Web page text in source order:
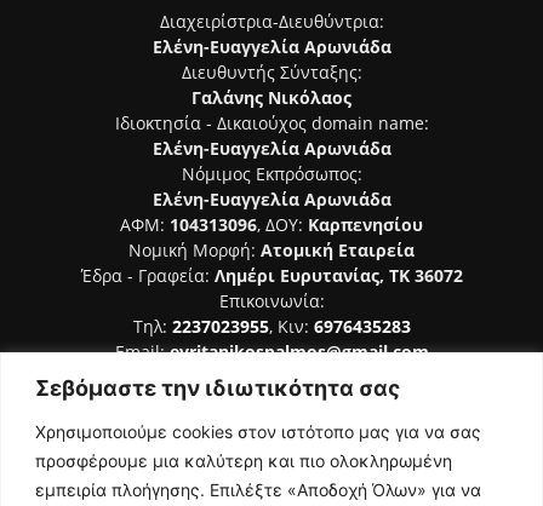
Σεβόμαστε την ιδιωτικότητα σας
Χρησιμοποιούμε cookies στον ιστότοπο μας για να σας
προσφέρουμε μια καλύτερη και πιο ολοκληρωμένη
εμπειρία πλοήγησης. Επιλέξτε «Αποδοχή Όλων» για να
Διαχειρίστρια-Διευθύντρια:
Ελένη-Ευαγγελία Αρωνιάδα
Διευθυντής Σύνταξης:
Γαλάνης Νικόλαος
Ιδιοκτησία - Δικαιούχος domain name:
Ελένη-Ευαγγελία Αρωνιάδα
Νόμιμος Εκπρόσωπος:
Ελένη-Ευαγγελία Αρωνιάδα
ΑΦΜ: 104313096, ΔΟΥ: Καρπενησίου
Νομική Μορφή: Ατομική Εταιρεία
Έδρα - Γραφεία: Λημέρι Ευρυτανίας, ΤΚ 36072
Επικοινωνία:
Τηλ: 2237023955, Κιν: 6976435283
Email:evritanikospalmos@gmail.com
Αριθμός Πιστοποίησης Μ.Η.Τ. 242044